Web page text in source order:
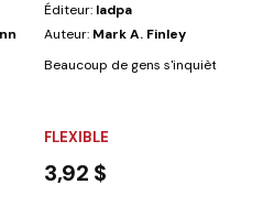
d’excellentes études bibliques révisée
Éditeur: Iadpa
Auteur: Mark A. Finley
Beaucoup de gens s'inquiètent
FLEXIBLE
3,92 $